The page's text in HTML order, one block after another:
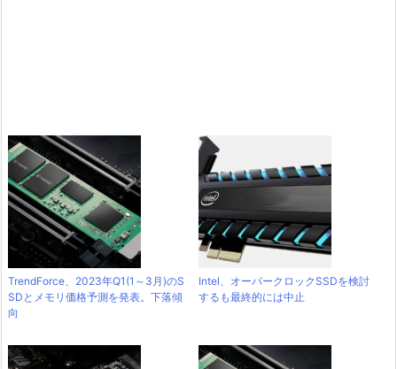
TrendForce、2023年Q1(1～3月)のS
SDとメモリ価格予測を発表。下落傾
向
Intel、オーバークロックSSDを検討
するも最終的には中止